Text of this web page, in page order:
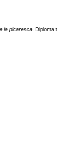
la picaresca. Diploma